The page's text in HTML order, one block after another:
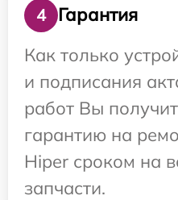
4
Гарантия
Как только
и подписания
работ Вы
гарантию на
Hiper сроком на
запчасти.